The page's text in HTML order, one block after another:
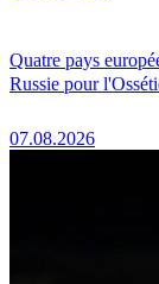
Quatre pays
Russie pour
07.08.2026